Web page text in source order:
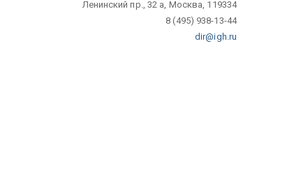
Ленинский пр., 32 а, Москва, 119334
8 (495) 938-13-44
dir@igh.ru